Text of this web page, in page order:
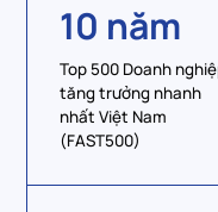
10 năm
Top 500 Doanh
tăng trưởng nhanh
nhất Việt Nam
(FAST500)